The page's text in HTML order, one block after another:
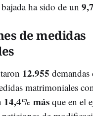
ha sido de un
de medidas
12.955 demandas
matrimoniales
14,4% más que en el